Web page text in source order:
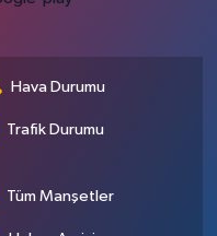
Hava Durumu
Trafik Durumu
Tüm Manşetler